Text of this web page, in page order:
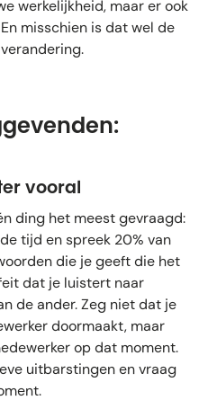
werkelijkheid, maar er ook
misschien is dat wel de
vooral
ding het meest gevraagd:
tijd en spreek 20% van
die je geeft die het
dat je luistert naar
de ander. Zeg niet dat je
doormaakt, maar
op dat moment.
uitbarstingen en vraag